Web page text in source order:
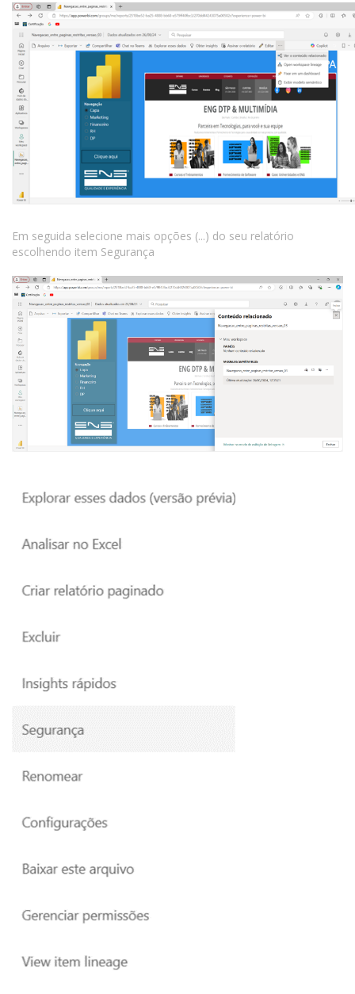
Em seguida selecione mais opções (...) do seu relatório
escolhendo item Segurança